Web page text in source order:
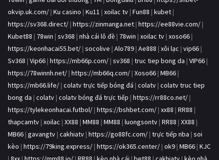
okvip.uk.com/ | Ku casino | Ku11 | xoilac tv | Fun88 | kubet |
https://sv368.direct/ | https://zinmanga.net | https://ee88vie.com/ |
Kubet88 | 78win | sv368 | nhà cái lô đề | 78win | xoilac tv | xoso66 |
https://keonhacai55.bet/ | socolive | Alo789 | Ae888 | xôi lạc | vip66 |
Sv368 | Vip66 | https://mb66p.com/ | sv368 | truc tiep bong da | VIP66 |
https://78winnh.net/ | https://mb66q.com/ | Xoso66 | MB66 |
https://mb66.life/ | colatv trực tiếp bóng đá | colatv | colatv truc tiep
bong da | colatv | colatv bóng đá trực tiếp | https://rr88co.net/ |
https://tylekeonhacai.futbol/ | https://bshbet.com/ | xx88 | RR88 |
thapcamtv | xoilac | XX88 | MM88 | MM88 | luongsontv | RR88 | XX88 |
MB66 | gavangtv | cakhiatv | https://go88fc.com/ | trực tiếp nba | soi
kèo | https://79king.express/ | https://ok365.center/ | ok9 | MB66 | KJC